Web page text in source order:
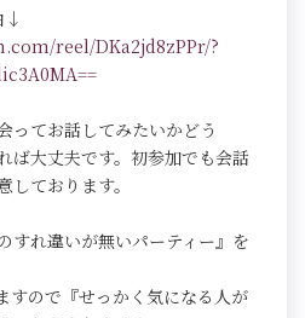
↓
reel/DKa2jd8zPPr/?
ってお話してみたいかどう
ば大丈夫です。初参加でも会話
しております。
すれ違いが無いパーティー』を
すので『せっかく気になる人が